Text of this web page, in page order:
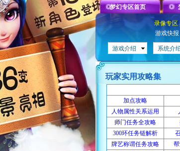
梦幻专区首页
录像专区|
游戏快报
游戏介绍 系统介
玩家实用攻略集
加点攻略
人物属性关系运用
师门任务全攻略
300环任务链解析
牌艺称谓任务攻略